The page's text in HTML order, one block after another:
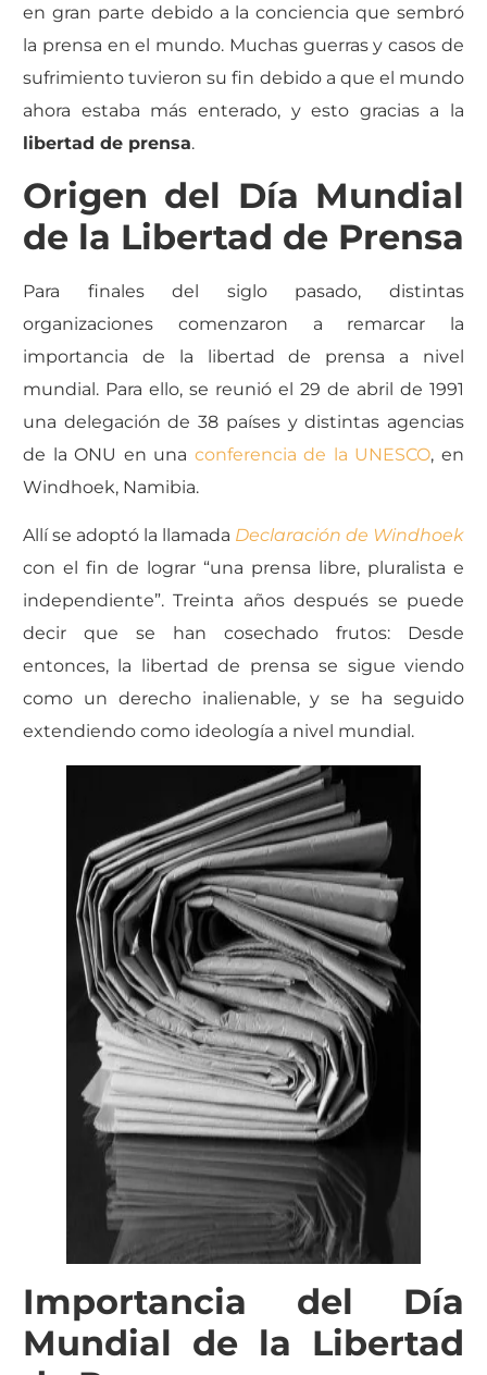
en gran parte debido a la conciencia que sembró
la prensa en el mundo. Muchas guerras y casos de
sufrimiento tuvieron su fin debido a que el mundo
ahora estaba más enterado, y esto gracias a la
libertad de prensa.
Origen del Día Mundial
de la Libertad de Prensa
Para finales del siglo pasado, distintas
organizaciones comenzaron a remarcar la
importancia de la libertad de prensa a nivel
mundial. Para ello, se reunió el 29 de abril de 1991
una delegación de 38 países y distintas agencias
de la ONU en una conferencia de la UNESCO, en
Windhoek, Namibia.
Allí se adoptó la llamada Declaración de Windhoek
con el fin de lograr “una prensa libre, pluralista e
independiente”. Treinta años después se puede
decir que se han cosechado frutos: Desde
entonces, la libertad de prensa se sigue viendo
como un derecho inalienable, y se ha seguido
extendiendo como ideología a nivel mundial.
Importancia del Día
Mundial de la Libertad